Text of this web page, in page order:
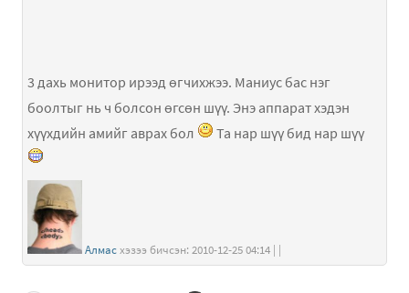
3 дахь монитор ирээд өгчихжээ. Маниус бас нэг
боолтыг нь ч болсон өгсөн шүү. Энэ аппарат хэдэн
хүүхдийн амийг аврах бол
Та нар шүү бид нар шүү
Алмас хэзээ бичсэн: 2010-12-25 04:14 | |